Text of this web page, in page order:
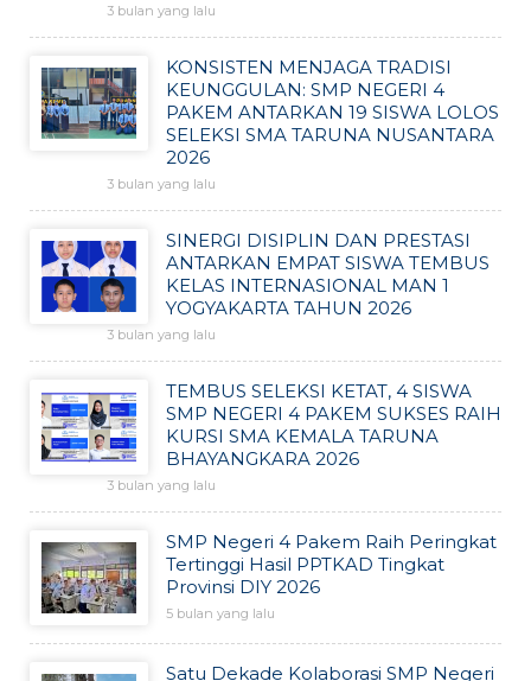
3 bulan yang lalu
KONSISTEN MENJAGA TRADISI
KEUNGGULAN: SMP NEGERI 4
PAKEM ANTARKAN 19 SISWA LOLOS
SELEKSI SMA TARUNA NUSANTARA
2026
3 bulan yang lalu
SINERGI DISIPLIN DAN PRESTASI
ANTARKAN EMPAT SISWA TEMBUS
KELAS INTERNASIONAL MAN 1
YOGYAKARTA TAHUN 2026
3 bulan yang lalu
TEMBUS SELEKSI KETAT, 4 SISWA
SMP NEGERI 4 PAKEM SUKSES RAIH
KURSI SMA KEMALA TARUNA
BHAYANGKARA 2026
3 bulan yang lalu
SMP Negeri 4 Pakem Raih Peringkat
Tertinggi Hasil PPTKAD Tingkat
Provinsi DIY 2026
5 bulan yang lalu
Satu Dekade Kolaborasi SMP Negeri